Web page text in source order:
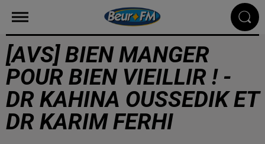
[AVS] BIEN MANGER
POUR BIEN VIEILLIR ! -
DR KAHINA OUSSEDIK ET
DR KARIM FERHI